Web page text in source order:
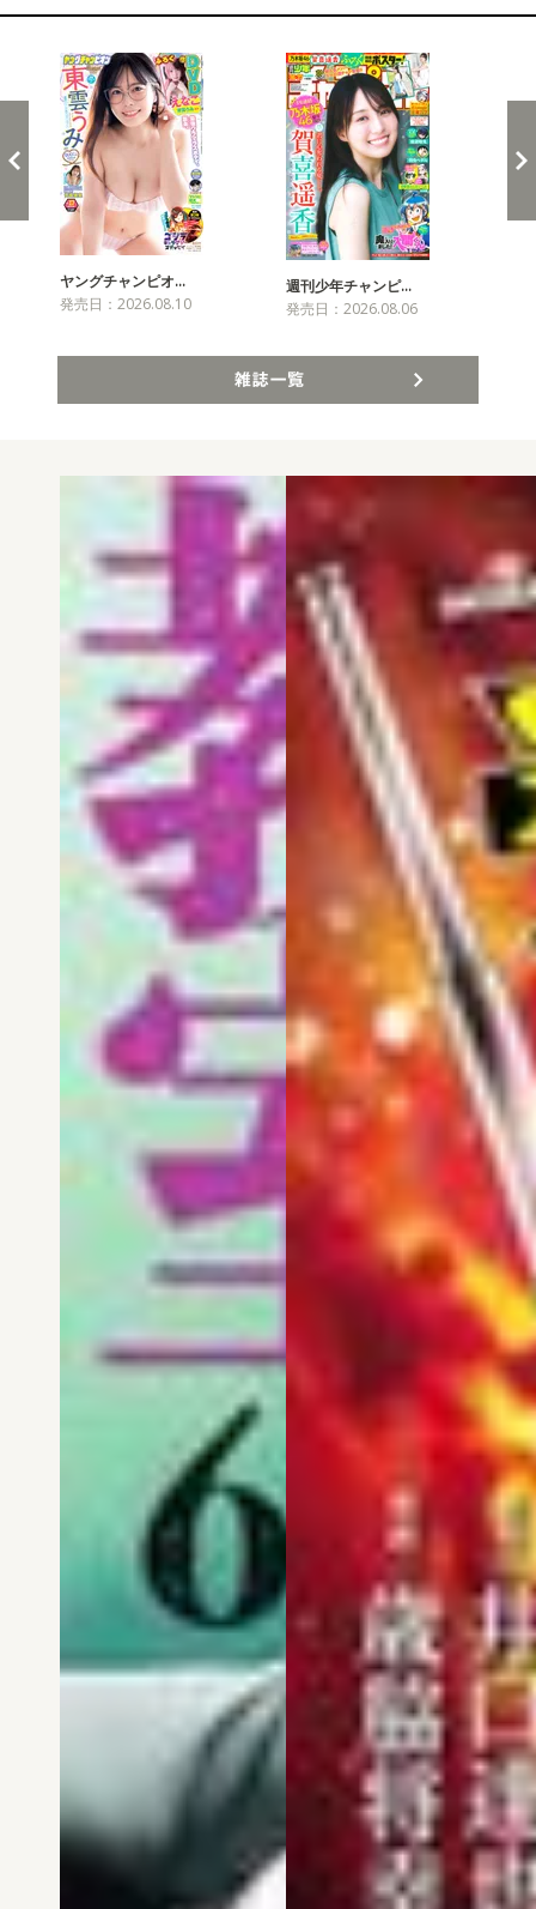
ヤングチャンピオ…
発売日：2026.08.10
週刊少年チャンピ…
発売日：2026.08.06